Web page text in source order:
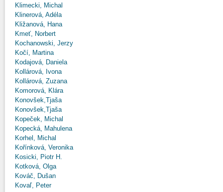
Klimecki, Michal
Klinerová, Adéla
Kližanová, Hana
Kmeť, Norbert
Kochanowski, Jerzy
Kočí, Martina
Kodajová, Daniela
Kollárová, Ivona
Kollárová, Zuzana
Komorová, Klára
Konovšek,Tjaša
Konovšek,Tjaša
Kopeček, Michal
Kopecká, Mahulena
Korhel, Michal
Kořínková, Veronika
Kosicki, Piotr H.
Kotková, Olga
Kováč, Dušan
Kovaľ, Peter